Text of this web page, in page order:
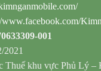
www.facebook.com/
001
2021
Thuế khu vực Phủ Lý –